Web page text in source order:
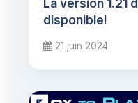
La version 1.21
disponible!
21 juin 2024